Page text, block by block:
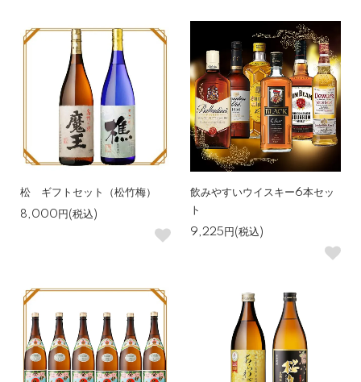
松 ギフトセット（松竹梅）
8,000円(税込)
飲みやすいウイスキー6本セッ
ト
9,225円(税込)